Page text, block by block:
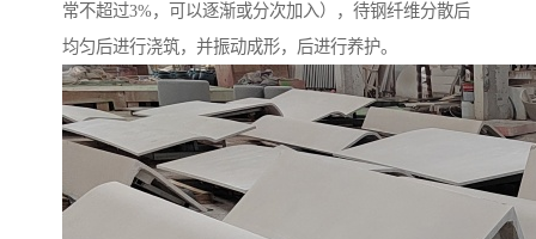
常不超过3%，可以逐渐或分次加入），待钢纤维分散后
均匀后进行浇筑，并振动成形，后进行养护。